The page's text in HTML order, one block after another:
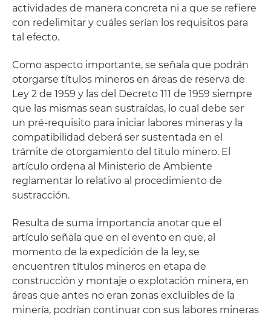
actividades de manera concreta ni a que se refiere
con redelimitar y cuáles serían los requisitos para
tal efecto.
Como aspecto importante, se señala que podrán
otorgarse títulos mineros en áreas de reserva de
Ley 2 de 1959 y las del Decreto 111 de 1959 siempre
que las mismas sean sustraídas, lo cual debe ser
un pré-requisito para iniciar labores mineras y la
compatibilidad deberá ser sustentada en el
trámite de otorgamiento del título minero. El
artículo ordena al Ministerio de Ambiente
reglamentar lo relativo al procedimiento de
sustracción.
Resulta de suma importancia anotar que el
artículo señala que en el evento en que, al
momento de la expedición de la ley, se
encuentren títulos mineros en etapa de
construcción y montaje o explotación minera, en
áreas que antes no eran zonas excluibles de la
minería, podrían continuar con sus labores mineras